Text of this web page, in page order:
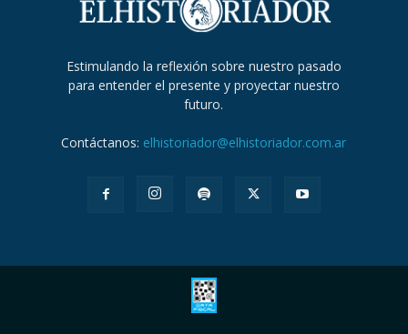
Estimulando la reflexión sobre nuestro pasado
para entender el presente y proyectar nuestro
futuro.
Contáctanos: elhistoriador@elhistoriador.com.ar